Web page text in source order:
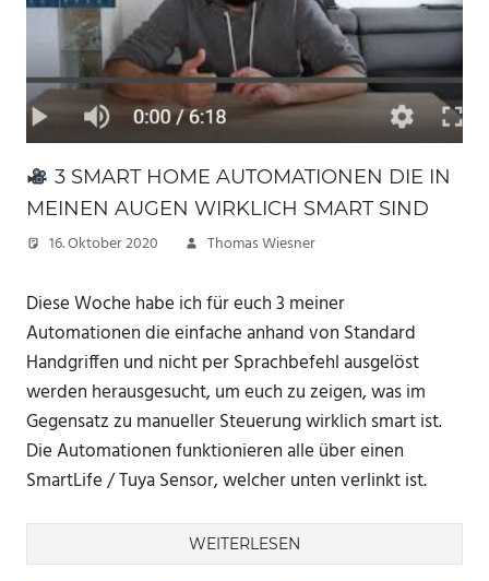
3 SMART HOME AUTOMATIONEN DIE IN
MEINEN AUGEN WIRKLICH SMART SIND
16. Oktober 2020 Thomas Wiesner
Diese Woche habe ich für euch 3 meiner
Automationen die einfache anhand von Standard
Handgriffen und nicht per Sprachbefehl ausgelöst
werden herausgesucht, um euch zu zeigen, was im
Gegensatz zu manueller Steuerung wirklich smart ist.
Die Automationen funktionieren alle über einen
SmartLife / Tuya Sensor, welcher unten verlinkt ist.
WEITERLESEN